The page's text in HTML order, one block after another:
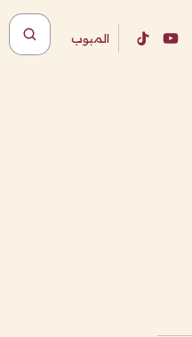
المبوب